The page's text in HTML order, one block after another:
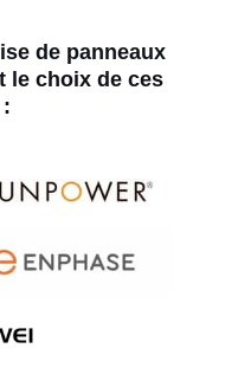
de panneaux
le choix de ces